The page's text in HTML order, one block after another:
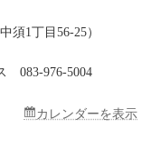
須1丁目56-25）
083-976-5004
カレンダーを表示